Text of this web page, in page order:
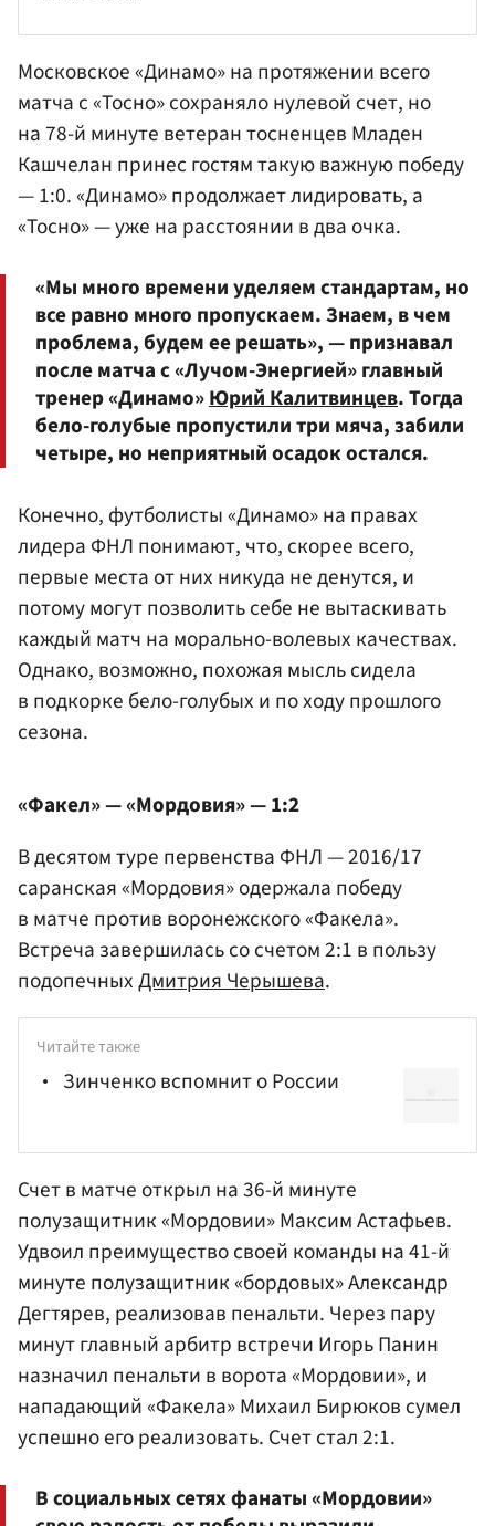
Московское «Динамо» на протяжении всего
матча с «Тосно» сохраняло нулевой счет, но
на 78-й минуте ветеран тосненцев Младен
Кашчелан принес гостям такую важную победу
— 1:0. «Динамо» продолжает лидировать, а
«Тосно» — уже на расстоянии в два очка.
«Мы много времени уделяем стандартам, но
все равно много пропускаем. Знаем, в чем
проблема, будем ее решать», — признавал
после матча с «Лучом-Энергией» главный
тренер «Динамо»Юрий Калитвинцев. Тогда
бело-голубые пропустили три мяча, забили
четыре, но неприятный осадок остался.
Конечно, футболисты «Динамо» на правах
лидера ФНЛ понимают, что, скорее всего,
первые места от них никуда не денутся, и
потому могут позволить себе не вытаскивать
каждый матч на морально-волевых качествах.
Однако, возможно, похожая мысль сидела
в подкорке бело-голубых и по ходу прошлого
сезона.
«Факел» — «Мордовия» — 1:2
В десятом туре первенства ФНЛ — 2016/17
саранская «Мордовия» одержала победу
в матче против воронежского «Факела».
Встреча завершилась со счетом 2:1 в пользу
подопечныхДмитрия Черышева.
Читайте также
Зинченко вспомнит о России
Счет в матче открыл на 36-й минуте
полузащитник «Мордовии»Максим Астафьев.
Удвоил преимущество своей команды на 41-й
минуте полузащитник «бордовых»Александр
Дегтярев, реализовав пенальти. Через пару
минут главный арбитр встречи Игорь Панин
назначил пенальти в ворота «Мордовии», и
нападающий «Факела»Михаил Бирюков сумел
успешно его реализовать. Счет стал 2:1.
В социальных сетях фанаты «Мордовии»